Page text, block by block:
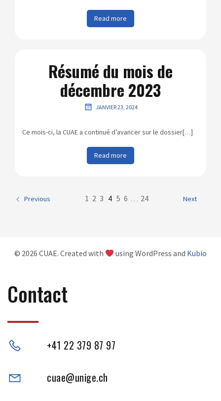
Read more
Résumé du mois de
décembre 2023
JANVIER 23, 2024
Ce mois-ci, la CUAE a continué d’avancer sur le dossier[…]
Read more
Previous 1 2 3 4 5 6 … 24 Next
© 2026 CUAE. Created with using WordPress and Kubio
Contact
+41 22 379 87 97
cuae@unige.ch